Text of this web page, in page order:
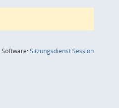
Software:SitzungsdienstSession(Wird in